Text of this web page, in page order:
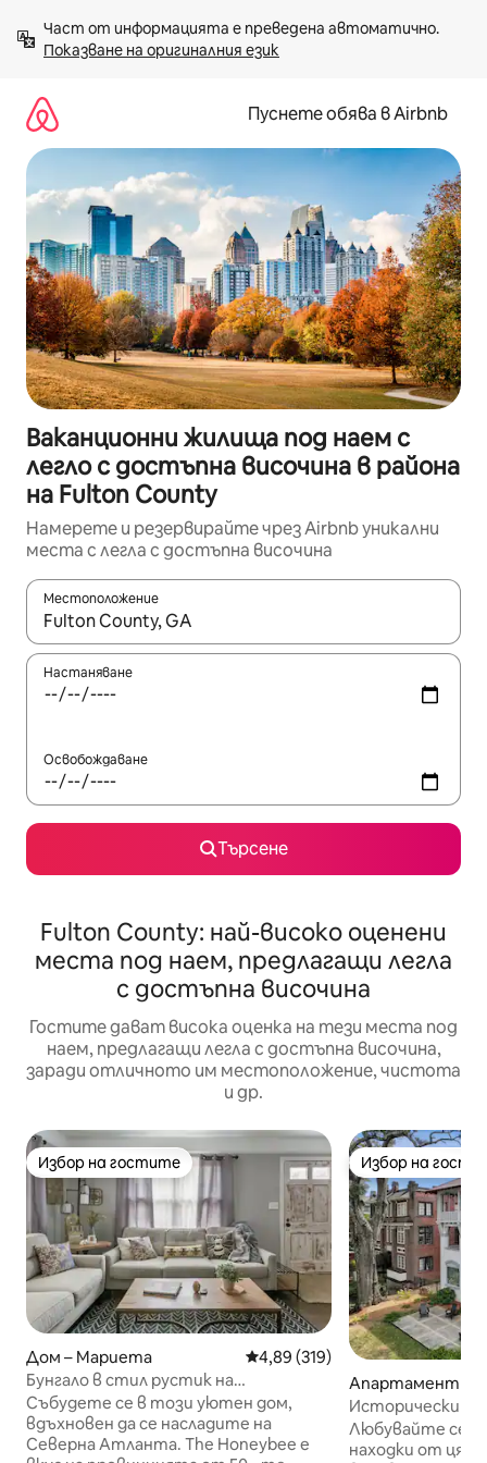
към
съдържанието
Показване на оригиналния език
Пуснете обява в Airbnb
Ваканционни жилища под наем с
легло с достъпна височина в района
на Fulton County
Намерете и резервирайте чрез Airbnb уникални
места с легла с достъпна височина
Местоположение
Когато резултатите се покажат, използвайте
Настаняване
Освобождаване
Търсене
Fulton County: най-високо оценени
места под наем, предлагащи легла
с достъпна височина
Гостите дават висока оценка на тези места под
наем, предлагащи легла с достъпна височина,
заради отличното им местоположение, чистота
и др.
Избор на гостите
Избор на гостите
Дом – Мариета Средна оценка: 4,89 от 5,
4,89 (319)
Бунгало в стил рустик на
съвременна ферма „Ханиби
Мариета“
Събудете се в този уютен дом,
вдъхновен да се насладите на
Северна Атланта. The Honeybee е
Избор на
Избор на
Апартамент –
Исторически
апартамент в
Уокър
Любувайте се
находки от цял